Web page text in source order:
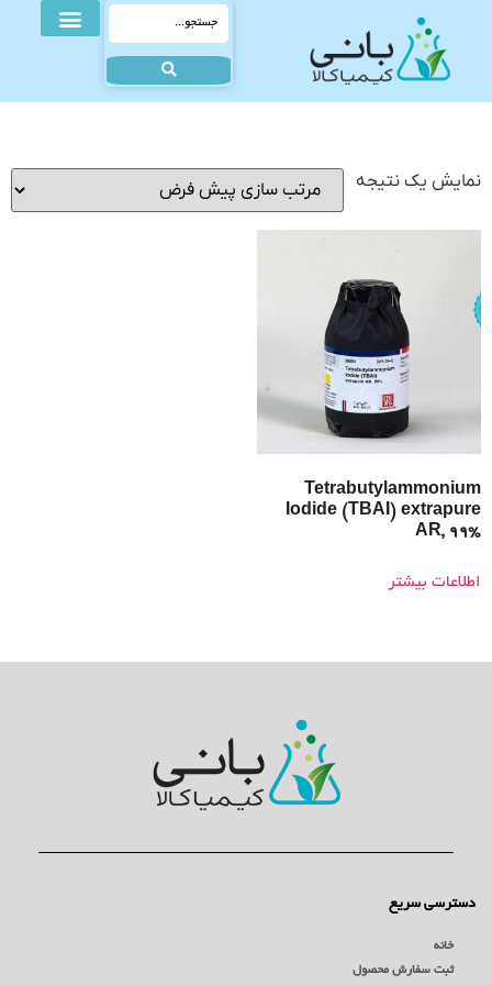
نمایش یک نتیجه
Tetrabutylammonium
Iodide (TBAI) extrapure
AR, 99%
اطلاعات بیشتر
دسترسی سریع
خانه
ثبت سفارش محصول